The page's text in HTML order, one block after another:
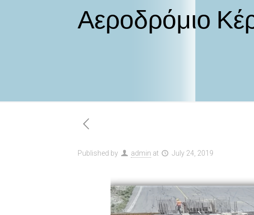
Αεροδρόμιο
Published by admin at July 24, 2019